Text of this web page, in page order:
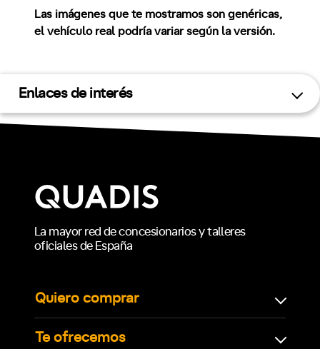
Las imágenes que te mostramos son genéricas,
el vehículo real podría variar según la versión.
Enlaces de interés
La mayor red de concesionarios y talleres
oficiales de España
Quiero comprar
Te ofrecemos